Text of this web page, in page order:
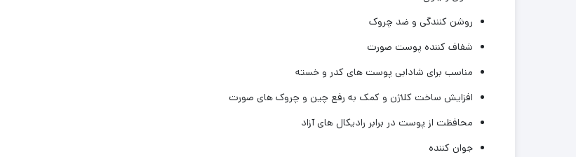
روشن کنندگی و ضد چروک
شفاف کننده پوست صورت
مناسب برای شادابی پوست های کدر و خسته
افزایش ساخت کلاژن و کمک به رفع چین و چروک های صورت
محافظت از پوست در برابر رادیکال های آزاد
جوان کننده